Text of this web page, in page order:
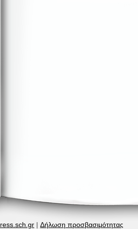
| Δήλωση προσβασιμότητας